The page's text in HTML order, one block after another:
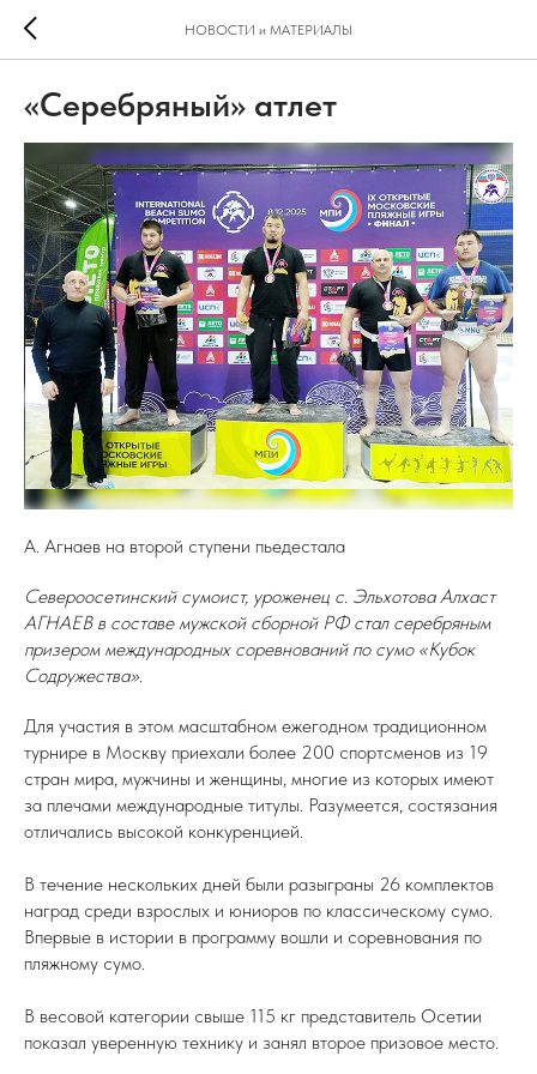
НОВОСТИ и МАТЕРИАЛЫ
«Серебряный» атлет
А. Агнаев на второй ступени пьедестала
Североосетинский сумоист, уроженец с. Эльхотова Алхаст
АГНАЕВ в составе мужской сборной РФ стал серебряным
призером международных соревнований по сумо «Кубок
Содружества».
Для участия в этом масштабном ежегодном традиционном
турнире в Москву приехали более 200 спортсменов из 19
стран мира, мужчины и женщины, многие из которых имеют
за плечами международные титулы. Разумеется, состязания
отличались высокой конкуренцией.
В течение нескольких дней были разыграны 26 комплектов
наград среди взрослых и юниоров по классическому сумо.
Впервые в истории в программу вошли и соревнования по
пляжному сумо.
В весовой категории свыше 115 кг представитель Осетии
показал уверенную технику и занял второе призовое место.